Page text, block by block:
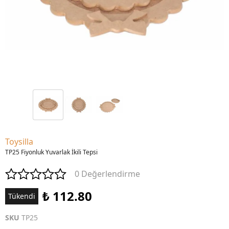
Toysilla
TP25 Fiyonluk Yuvarlak İkili Tepsi
0 Değerlendirme
Tükendi ₺ 112.80
SKU TP25